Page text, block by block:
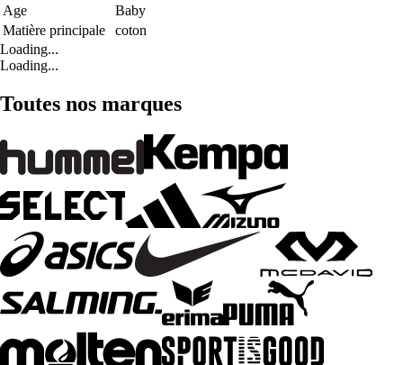
Age
Baby
Matière principale
coton
Loading...
Loading...
Toutes nos marques